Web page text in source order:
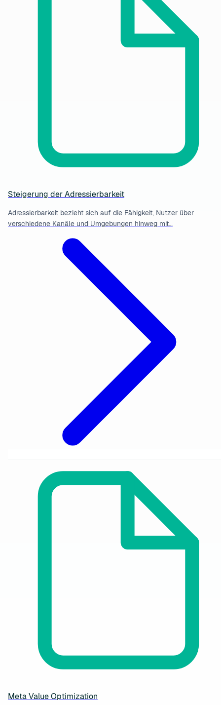
Steigerung der Adressierbarkeit
Adressierbarkeit bezieht sich auf die Fähigkeit, Nutzer über
verschiedene Kanäle und Umgebungen hinweg mit…
Meta Value Optimization